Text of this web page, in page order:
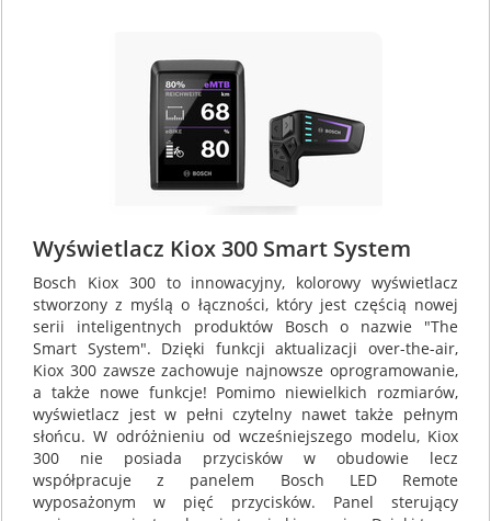
Wyświetlacz Kiox 300 Smart System
Bosch Kiox 300 to innowacyjny, kolorowy wyświetlacz
stworzony z myślą o łączności, który jest częścią nowej
serii inteligentnych produktów Bosch o nazwie "The
Smart System". Dzięki funkcji aktualizacji over-the-air,
Kiox 300 zawsze zachowuje najnowsze oprogramowanie,
a także nowe funkcje! Pomimo niewielkich rozmiarów,
wyświetlacz jest w pełni czytelny nawet także pełnym
słońcu. W odróżnieniu od wcześniejszego modelu, Kiox
300 nie posiada przycisków w obudowie lecz
współpracuje z panelem Bosch LED Remote
wyposażonym w pięć przycisków. Panel sterujący